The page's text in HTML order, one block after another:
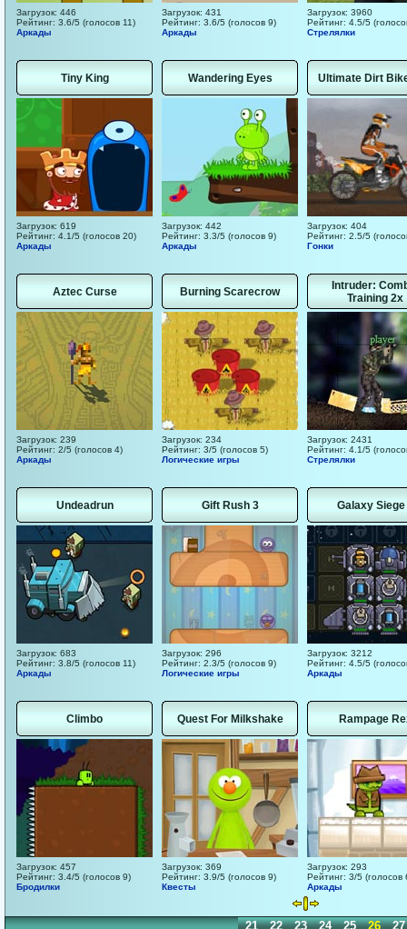
Загрузок: 446
Рейтинг: 3.6/5 (голосов 11)
Аркады
Загрузок: 431
Рейтинг: 3.6/5 (голосов 9)
Аркады
Загрузок: 3960
Рейтинг: 4.5/5
Стрелялки
Tiny King
Загрузок: 619
Рейтинг: 4.1/5 (голосов 20)
Аркады
Wandering Eyes
Загрузок: 442
Рейтинг: 3.3/5 (голосов 9)
Аркады
Ultimate Dirt
Загрузок: 404
Рейтинг: 2.5/5
Гонки
Aztec Curse
Загрузок: 239
Рейтинг: 2/5 (голосов 4)
Аркады
Burning Scarecrow
Загрузок: 234
Рейтинг: 3/5 (голосов 5)
Логические игры
Intruder:
Training 2x
Загрузок: 2431
Рейтинг: 4.1/5
Стрелялки
Undeadrun
Загрузок: 683
Рейтинг: 3.8/5 (голосов 11)
Аркады
Gift Rush 3
Загрузок: 296
Рейтинг: 2.3/5 (голосов 9)
Логические игры
Galaxy Siege
Загрузок: 3212
Рейтинг: 4.5/5
Аркады
Climbo
Загрузок: 457
Рейтинг: 3.4/5 (голосов 9)
Бродилки
Quest For Milkshake
Загрузок: 369
Рейтинг: 3.9/5 (голосов 9)
Квесты
Rampage
Загрузок: 293
Рейтинг: 3/5 (голосов
Аркады
11 12 13 14 15 16 17 18 19 20 21 22 23 24 25 26 27